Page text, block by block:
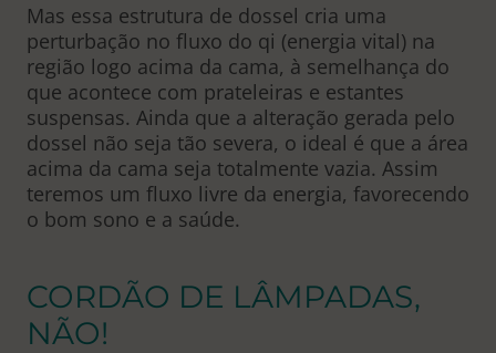
Mas essa estrutura de dossel cria uma
perturbação no fluxo do qi (energia vital) na
região logo acima da cama, à semelhança do
que acontece com prateleiras e estantes
suspensas. Ainda que a alteração gerada pelo
dossel não seja tão severa, o ideal é que a área
acima da cama seja totalmente vazia. Assim
teremos um fluxo livre da energia, favorecendo
o bom sono e a saúde.
CORDÃO DE LÂMPADAS,
NÃO!